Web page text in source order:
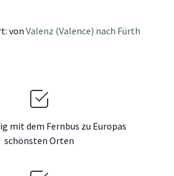
von Valenz (Valence) nach Fürth
mit dem Fernbus zu Europas
schönsten Orten